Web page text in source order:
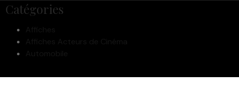
Catégories